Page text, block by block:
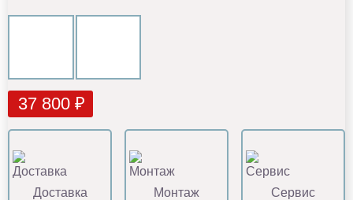
37 800 ₽
Доставка Монтаж Сервис